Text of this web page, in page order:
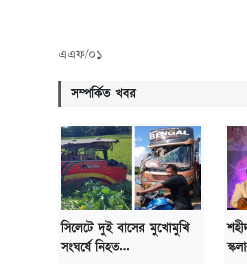
এএফ/০১
সম্পর্কিত খবর
সিলেটে দুই বাসের মুখোমুখি
সংঘর্ষে নিহত...